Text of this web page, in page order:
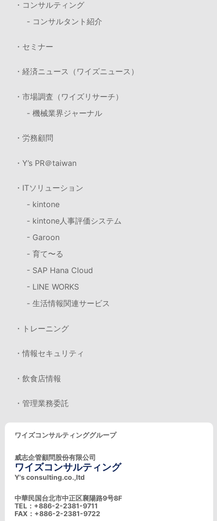
・コンサルティング
- コンサルタント紹介
・セミナー
・経済ニュース（ワイズニュース）
・市場調査（ワイズリサーチ）
- 機械業界ジャーナル
・労務顧問
・Y’s PR＠taiwan
・ITソリューション
- kintone
- kintone人事評価システム
- Garoon
- 育て〜る
- SAP Hana Cloud
- LINE WORKS
- 生活情報関連サービス
・トレーニング
・情報セキュリティ
・飲食店情報
・管理業務委託
ワイズコンサルティンググループ
威志企管顧問股份有限公司
ワイズコンサルティング
Y's consulting.co.,ltd
中華民国台北市中正区襄陽路9号8F
TEL：+886-2-2381-9711
FAX：+886-2-2381-9722